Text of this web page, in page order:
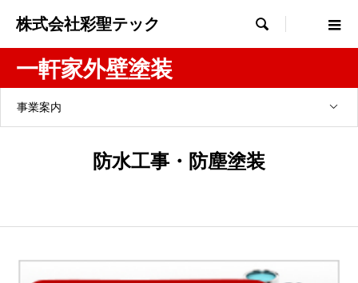
株式会社彩聖テック 
一軒家外壁塗装
事業案内
防水工事・防塵塗装